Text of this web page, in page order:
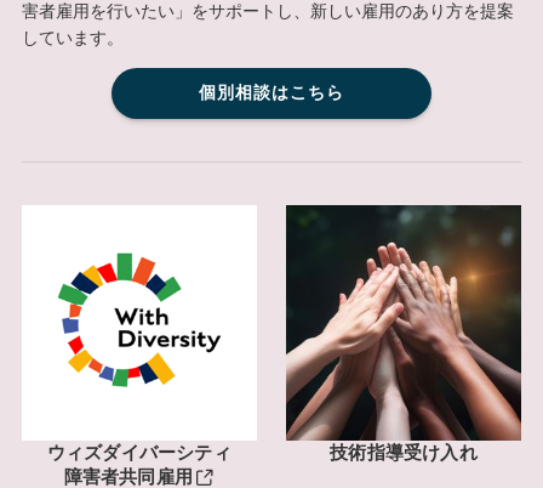
害者雇用を行いたい」をサポートし、新しい雇用のあり方を提案
しています。
個別相談はこちら
ウィズダイバーシティ
障害者共同雇用
技術指導受け入れ